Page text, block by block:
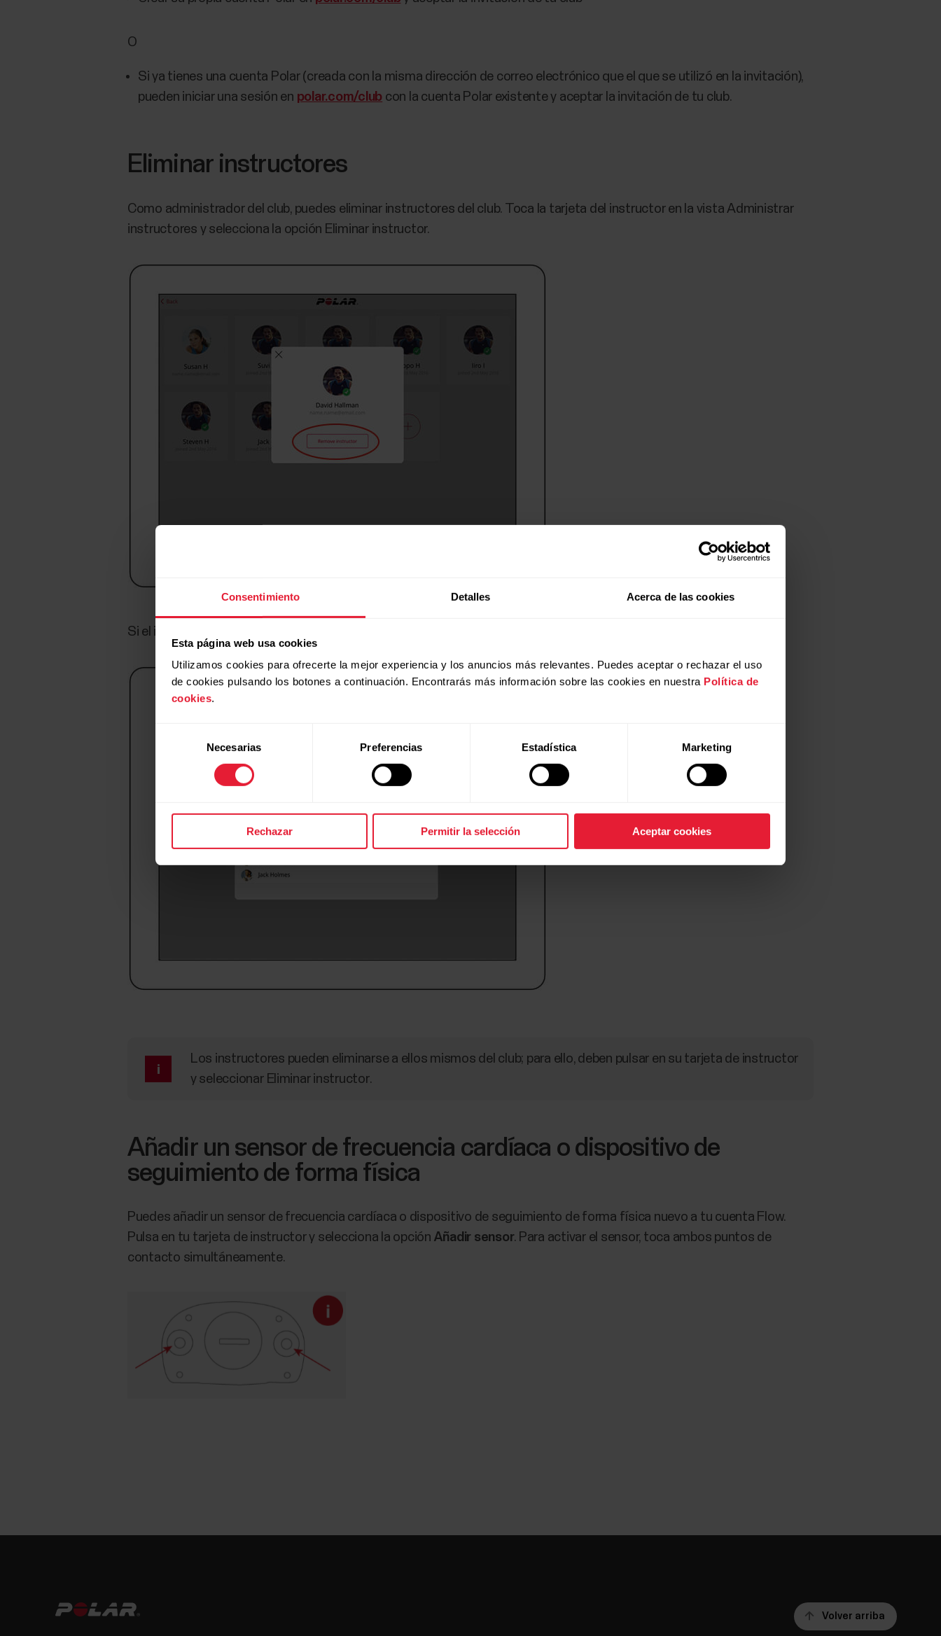
Consentimiento Detalles Acerca de las cookies
Esta página web usa cookies
Utilizamos cookies para ofrecerte la mejor experiencia y los anuncios más relevantes. Puedes aceptar o rechazar el uso
de cookies pulsando los botones a continuación. Encontrarás más información sobre las cookies en nuestra Política de
cookies.
consentimiento
Necesarias Preferencias Estadística Marketing
Rechazar Permitir la selección Aceptar cookies
O
Si ya tienes una cuenta Polar (creada con la misma dirección de correo electrónico que el que se utilizó en la invitación),
pueden iniciar una sesión en polar.com/club con la cuenta Polar existente y aceptar la invitación de tu club.
Eliminar instructores
Como administrador del club, puedes eliminar instructores del club. Toca la tarjeta del instructor en la vista Administrar
instructores y selecciona la opción Eliminar instructor.
Si el instructor tiene clases planificadas, selecciona a otro instructor para dichas clases y pulsa Guardar.
Los instructores pueden eliminarse a ellos mismos del club; para ello, deben pulsar en su tarjeta de instructor
y seleccionar Eliminar instructor.
Añadir un sensor de frecuencia cardíaca o dispositivo de
seguimiento de forma física
Puedes añadir un sensor de frecuencia cardíaca o dispositivo de seguimiento de forma física nuevo a tu cuenta Flow.
Pulsa en tu tarjeta de instructor y selecciona la opción Añadir sensor. Para activar el sensor, toca ambos puntos de
contacto simultáneamente.
Volver arriba